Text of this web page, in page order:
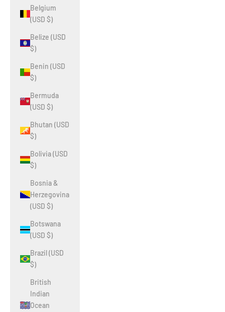
Belgium
(USD $)
Belize (USD
$)
Benin (USD
$)
Bermuda
(USD $)
Bhutan (USD
$)
Bolivia (USD
$)
Bosnia &
Herzegovina
(USD $)
Botswana
(USD $)
Brazil (USD
$)
British
Indian
Ocean